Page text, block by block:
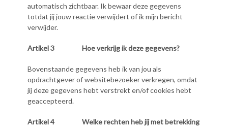
automatisch zichtbaar. Ik bewaar deze gegevens
totdat jij jouw reactie verwijdert of ik mijn bericht
verwijder.
Artikel 3 Hoe verkrijg ik deze gegevens?
Bovenstaande gegevens heb ik van jou als
opdrachtgever of websitebezoeker verkregen, omdat
jij deze gegevens hebt verstrekt en/of cookies hebt
geaccepteerd.
Artikel 4 Welke rechten heb jij met betrekking